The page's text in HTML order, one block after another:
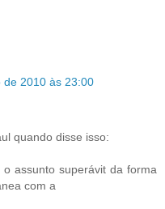
de 2010 às 23:00
quando disse isso:
assunto superávit da forma
com a